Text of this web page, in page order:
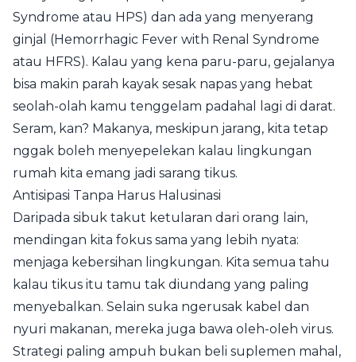
Syndrome atau HPS) dan ada yang menyerang
ginjal (Hemorrhagic Fever with Renal Syndrome
atau HFRS). Kalau yang kena paru-paru, gejalanya
bisa makin parah kayak sesak napas yang hebat
seolah-olah kamu tenggelam padahal lagi di darat.
Seram, kan? Makanya, meskipun jarang, kita tetap
nggak boleh menyepelekan kalau lingkungan
rumah kita emang jadi sarang tikus.
Antisipasi Tanpa Harus Halusinasi
Daripada sibuk takut ketularan dari orang lain,
mendingan kita fokus sama yang lebih nyata:
menjaga kebersihan lingkungan. Kita semua tahu
kalau tikus itu tamu tak diundang yang paling
menyebalkan. Selain suka ngerusak kabel dan
nyuri makanan, mereka juga bawa oleh-oleh virus.
Strategi paling ampuh bukan beli suplemen mahal,